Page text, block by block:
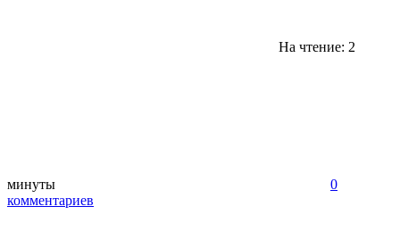
На чтение: 2
минуты
0
комментариев